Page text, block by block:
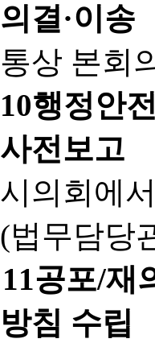
의결·이송
통상 본회
10행정안
사전보고
시의회에
(법무담당
11공포/재
방침 수립